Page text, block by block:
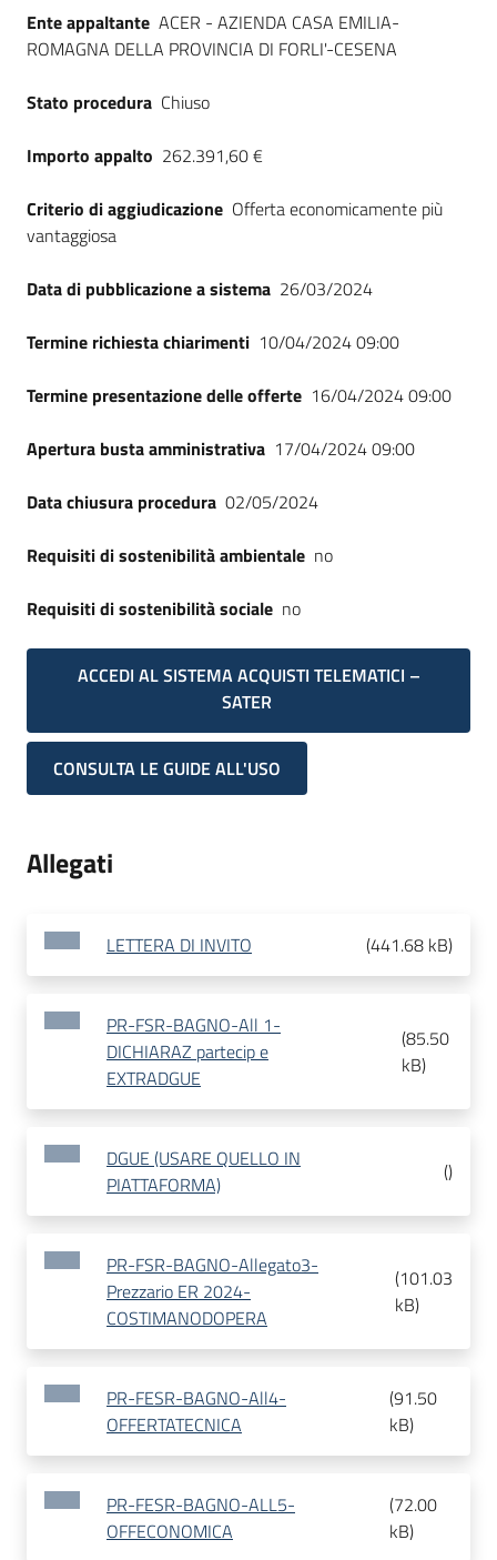
su
Ente appaltante ACER - AZIENDA CASA EMILIA-
ROMAGNA DELLA PROVINCIA DI FORLI'-CESENA
Stato procedura Chiuso
Importo appalto 262.391,60 €
Criterio di aggiudicazione Offerta economicamente più
vantaggiosa
Data di pubblicazione a sistema 26/03/2024
Termine richiesta chiarimenti 10/04/2024 09:00
Termine presentazione delle offerte 16/04/2024 09:00
Apertura busta amministrativa 17/04/2024 09:00
Data chiusura procedura 02/05/2024
Requisiti di sostenibilità ambientale no
Requisiti di sostenibilità sociale no
ACCEDI AL SISTEMA ACQUISTI TELEMATICI –
SATER
CONSULTA LE GUIDE ALL'USO
Allegati
LETTERA DI INVITO (441.68 kB)
PR-FSR-BAGNO-All 1-
DICHIARAZ partecip e
EXTRADGUE
(85.50
kB)
DGUE (USARE QUELLO IN
PIATTAFORMA)
()
PR-FSR-BAGNO-Allegato3-
Prezzario ER 2024-
COSTIMANODOPERA
(101.03
kB)
PR-FESR-BAGNO-All4-
OFFERTATECNICA
(91.50
kB)
PR-FESR-BAGNO-ALL5-
OFFECONOMICA
(72.00
kB)